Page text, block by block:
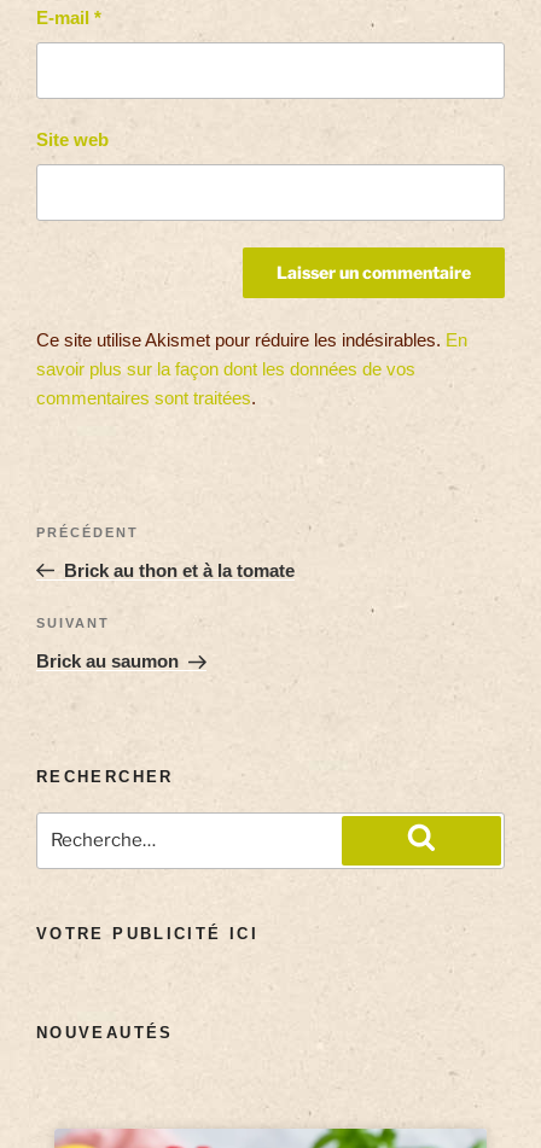
E-mail *
Site web
Ce site utilise Akismet pour réduire les indésirables. En
savoir plus sur la façon dont les données de vos
commentaires sont traitées.
PRÉCÉDENT
Brick au thon et à la tomate
SUIVANT
Brick au saumon
RECHERCHER
VOTRE PUBLICITÉ ICI
NOUVEAUTÉS